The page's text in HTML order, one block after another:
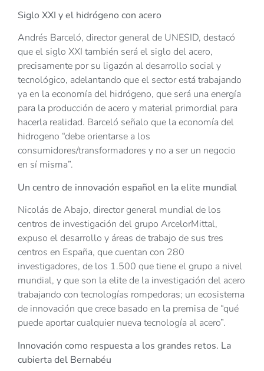
Siglo XXI y el hidrógeno con acero
Andrés Barceló, director general de UNESID, destacó
que el siglo XXI también será el siglo del acero,
precisamente por su ligazón al desarrollo social y
tecnológico, adelantando que el sector está trabajando
ya en la economía del hidrógeno, que será una energía
para la producción de acero y material primordial para
hacerla realidad. Barceló señalo que la economía del
hidrogeno “debe orientarse a los
consumidores/transformadores y no a ser un negocio
en sí misma”.
Un centro de innovación español en la elite mundial
Nicolás de Abajo, director general mundial de los
centros de investigación del grupo ArcelorMittal,
expuso el desarrollo y áreas de trabajo de sus tres
centros en España, que cuentan con 280
investigadores, de los 1.500 que tiene el grupo a nivel
mundial, y que son la elite de la investigación del acero
trabajando con tecnologías rompedoras; un ecosistema
de innovación que crece basado en la premisa de “qué
puede aportar cualquier nueva tecnología al acero”.
Innovación como respuesta a los grandes retos. La
cubierta del Bernabéu